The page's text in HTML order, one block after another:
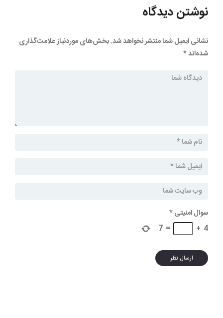
نوشتن دیدگاه
نشانی ایمیل شما منتشر نخواهد شد.بخش‌های موردنیاز علامت‌گذاری
شده‌اند*
سوال امنیتی*
4
+
=
7